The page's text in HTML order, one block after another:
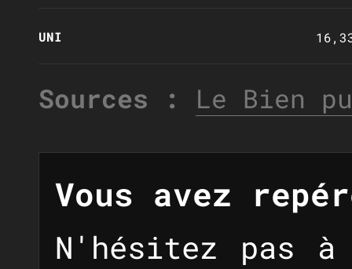
UNI
Sources : Le Bien
Vous avez
N'hésitez pas